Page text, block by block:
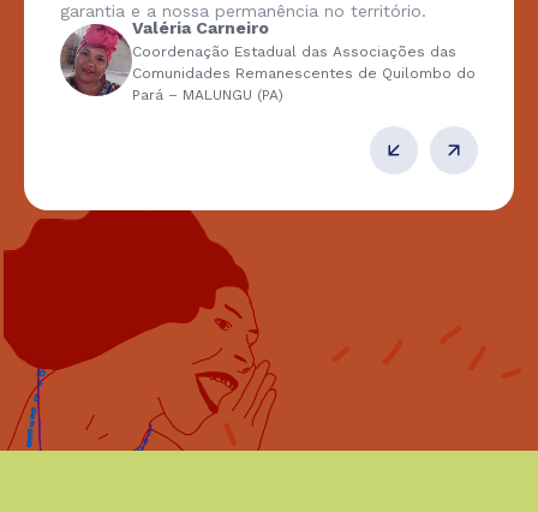
garantia e a nossa permanência no território.
Valéria Carneiro
Coordenação Estadual das Associações das
Comunidades Remanescentes de Quilombo do
Pará – MALUNGU (PA)